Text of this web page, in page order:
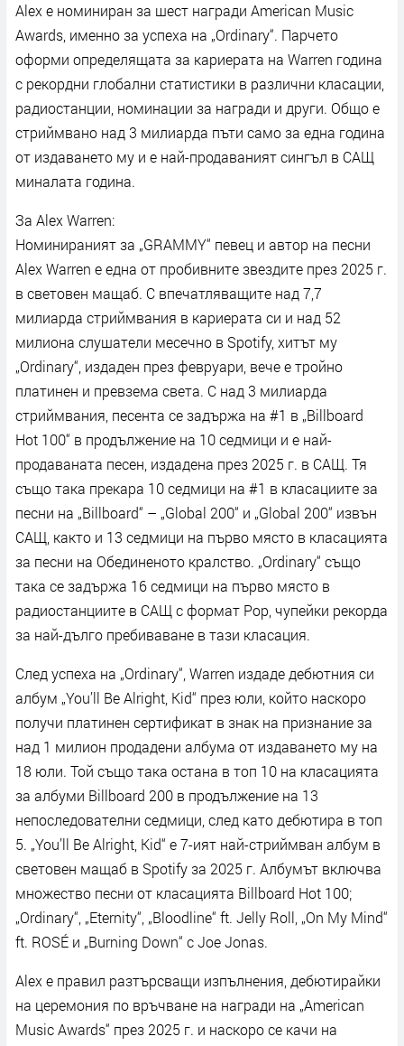
Alex е номиниран за шест награди American Music
Awards, именно за успеха на „Ordinary“. Парчето
оформи определящата за кариерата на Warren година
с рекордни глобални статистики в различни класации,
радиостанции, номинации за награди и други. Общо е
стриймвано над 3 милиарда пъти само за една година
от издаването му и е най-продаваният сингъл в САЩ
миналата година.
За Alex Warren:
Номинираният за „GRAMMY“ певец и автор на песни
Alex Warren е една от пробивните звездите през 2025 г.
в световен мащаб. С впечатляващите над 7,7
милиарда стриймвания в кариерата си и над 52
милиона слушатели месечно в Spotify, хитът му
„Ordinary“, издаден през февруари, вече е тройно
платинен и превзема света. С над 3 милиарда
стриймвания, песента се задържа на #1 в „Billboard
Hot 100“ в продължение на 10 седмици и е най-
продаваната песен, издадена през 2025 г. в САЩ. Тя
също така прекара 10 седмици на #1 в класациите за
песни на „Billboard“ – „Global 200“ и „Global 200“ извън
САЩ, както и 13 седмици на първо място в класацията
за песни на Обединеното кралство. „Ordinary“ също
така се задържа 16 седмици на първо място в
радиостанциите в САЩ с формат Pop, чупейки рекорда
за най-дълго пребиваване в тази класация.
След успеха на „Ordinary“, Warren издаде дебютния си
албум „You’ll Be Alright, Kid“ през юли, който наскоро
получи платинен сертификат в знак на признание за
над 1 милион продадени албума от издаването му на
18 юли. Той също така остана в топ 10 на класацията
за албуми Billboard 200 в продължение на 13
непоследователни седмици, след като дебютира в топ
5. „You’ll Be Alright, Kid“ е 7-ият най-стриймван албум в
световен мащаб в Spotify за 2025 г. Албумът включва
множество песни от класацията Billboard Hot 100;
„Ordinary“, „Eternity“, „Bloodline“ ft. Jelly Roll, „On My Mind“
ft. ROSÉ и „Burning Down“ с Joe Jonas.
Alex е правил разтърсващи изпълнения, дебютирайки
на церемония по връчване на награди на „American
Music Awards“ през 2025 г. и наскоро се качи на